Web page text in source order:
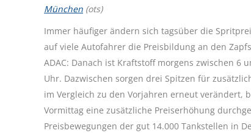
München (ots)
Immer häufiger ändern sich tagsüber die
auf viele Autofahrer die Preisbildung an den
ADAC: Danach ist Kraftstoff morgens zwischen 6
Uhr. Dazwischen sorgen drei Spitzen für
im Vergleich zu den Vorjahren erneut verändert,
Vormittag eine zusätzliche Preiserhöhung
Preisbewegungen der gut 14.000 Tankstellen in